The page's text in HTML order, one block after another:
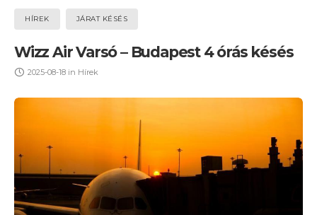
HÍREK JÁRAT KÉSÉS
Wizz Air Varsó – Budapest 4 órás késés
2025-08-18 in Hírek